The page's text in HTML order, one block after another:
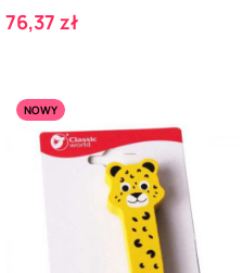
Cena
76,37 zł
NOWY